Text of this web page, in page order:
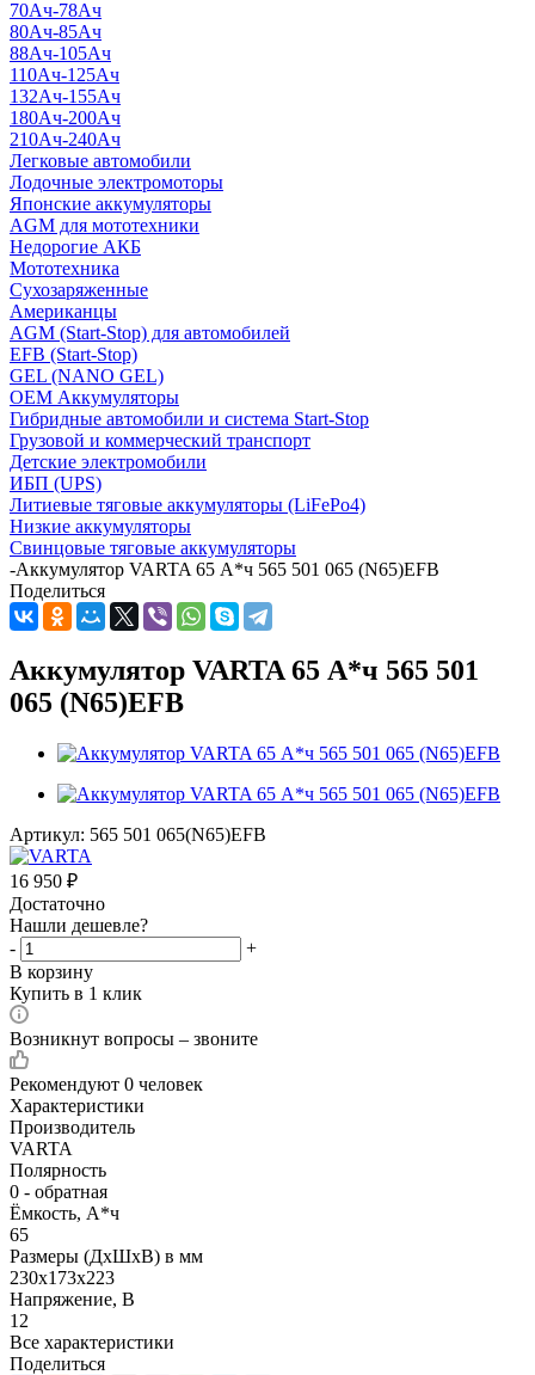
70Ач-78Ач
80Ач-85Ач
88Ач-105Ач
110Ач-125Ач
132Ач-155Ач
180Ач-200Ач
210Ач-240Ач
Легковые автомобили
Лодочные электромоторы
Японские аккумуляторы
AGM для мототехники
Недорогие АКБ
Мототехника
Сухозаряженные
Американцы
AGM (Start-Stop) для автомобилей
EFB (Start-Stop)
GEL (NANO GEL)
OEM Аккумуляторы
Гибридные автомобили и система Start-Stop
Грузовой и коммерческий транспорт
Детские электромобили
ИБП (UPS)
Литиевые тяговые аккумуляторы (LiFePo4)
Низкие аккумуляторы
Свинцовые тяговые аккумуляторы
-Аккумулятор VARTA 65 А*ч 565 501 065 (N65)EFB
Поделиться
Аккумулятор VARTA 65 А*ч 565 501
065 (N65)EFB
Артикул: 565 501 065(N65)EFB
16 950 ₽
Достаточно
Нашли дешевле?
-
+
В корзину
Купить в 1 клик
Возникнут вопросы – звоните
Рекомендуют 0 человек
Характеристики
Производитель
VARTA
Полярность
0 - обратная
Ёмкость, А*ч
65
Размеры (ДхШхВ) в мм
230x173x223
Напряжение, В
12
Все характеристики
Поделиться